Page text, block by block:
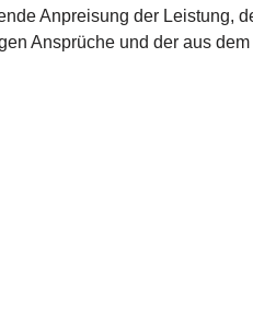
Anpreisung der Leistung,
Ansprüche und der aus dem